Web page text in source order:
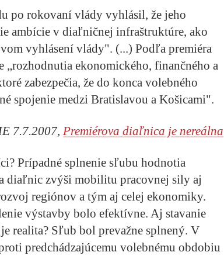
po rokovaní vlády vyhlásil, že jeho
ambície v diaľničnej infraštruktúre, ako
vyhlásení vlády". (...) Podľa premiéra
„rozhodnutia ekonomického, finančného a
zabezpečia, že do konca volebného
spojenie medzi Bratislavou a Košicami".
7.7.2007, Premiérova diaľnica je nereálna
Prípadné splnenie sľubu hodnotia
diaľnic zvýši mobilitu pracovnej sily aj
regiónov a tým aj celej ekonomiky.
výstavby bolo efektívne. Aj stavanie
realita? Sľub bol prevažne splnený. V
predchádzajúcemu volebnému obdobiu